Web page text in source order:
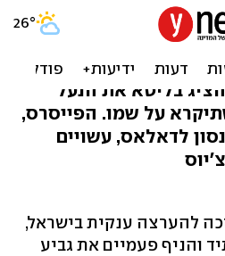
הנעל החדשה
בליטא את הנעל
על שמו. הפייסרס,
לדאלאס, עשויים
להערצה ענקית בישראל,
והניף פעמיים את גביע